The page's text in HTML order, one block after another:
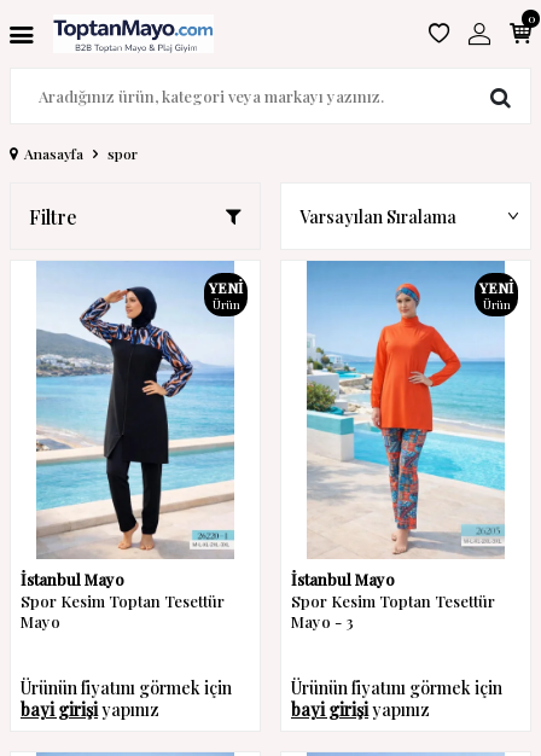
0
Anasayfa spor
Filtre
YENI
Ürün
İstanbul Mayo
Spor Kesim Toptan Tesettür
Mayo
Ürünün fiyatını görmek için
bayi girişiyapınız
YENI
Ürün
İstanbul Mayo
Spor Kesim Toptan Tesettür
Mayo - 3
Ürünün fiyatını görmek için
bayi girişiyapınız